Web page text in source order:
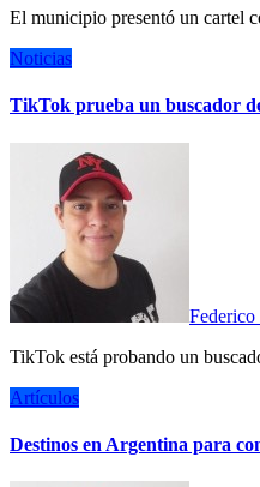
El municipio presentó un
Noticias
TikTok prueba un buscador
Federico
TikTok está probando un
Artículos
Destinos en Argentina para